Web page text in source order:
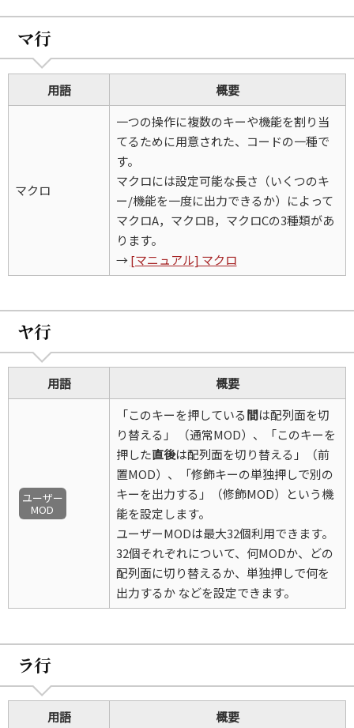
マ行
用語 概要
マクロ
一つの操作に複数のキーや機能を割り当
てるために用意された、コードの一種で
す。
マクロには設定可能な長さ（いくつのキ
ー/機能を一度に出力できるか）によって
マクロA，マクロB，マクロCの3種類があ
ります。
→[マニュアル] マクロ
ヤ行
用語 概要
ユーザー
MOD
「このキーを押している間は配列面を切
り替える」 （通常MOD）、「このキーを
押した直後は配列面を切り替える」（前
置MOD）、「修飾キーの単独押しで別の
キーを出力する」（修飾MOD）という機
能を設定します。
ユーザーMODは最大32個利用できます。
32個それぞれについて、何MODか、どの
配列面に切り替えるか、単独押しで何を
出力するか などを設定できます。
ラ行
用語 概要